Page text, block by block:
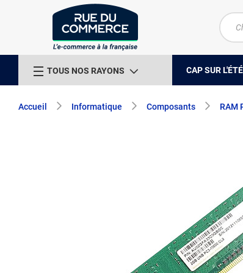
TOUS NOS RAYONS CAP SUR L'ÉTÉ
Accueil Informatique Composants RAM